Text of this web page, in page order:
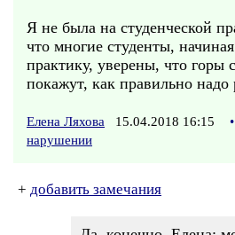
Я не была на студенческой
что многие студенты,
практику, уверены, что горы
покажут, как правильно надо
Елена Ляхова 15.04.2018 16:15 •
нарушении
+ добавить замечания